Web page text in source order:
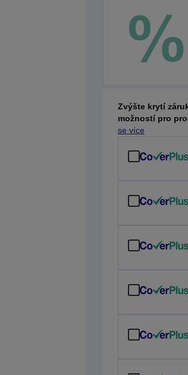
Zvýšte krytí
možností pro
se více